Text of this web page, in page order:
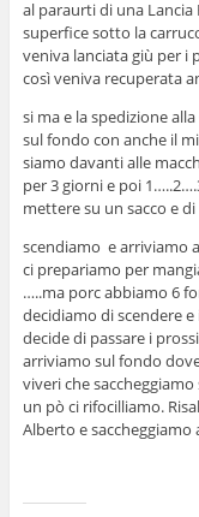
al paraurti di una
superfice sotto la
veniva lanciata giù per i
così veniva recuperata
si ma e la spedizione
sul fondo con anche il
siamo davanti alle
per 3 giorni e poi
mettere su un sacco e
scendiamo e arriviamo
ci prepariamo per
…..ma porc abbiamo 6
decidiamo di scendere
decide di passare i
arriviamo sul fondo
viveri che
un pò ci rifocilliamo.
Alberto e